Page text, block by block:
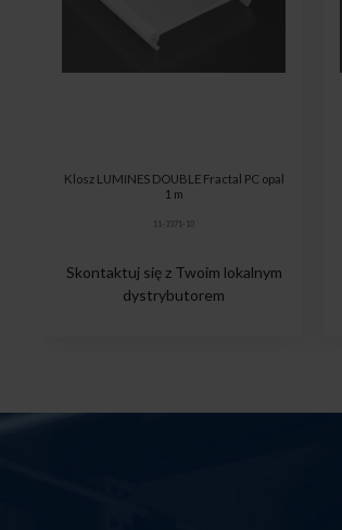
Klosz LUMINES DOUBLE Fractal PC opal
1 m
11-3371-10
Skontaktuj się z Twoim lokalnym
dystrybutorem